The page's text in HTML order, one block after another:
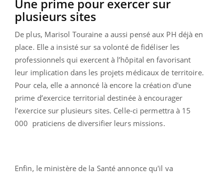
Une prime pour exercer sur
plusieurs sites
De plus, Marisol Touraine a aussi pensé aux PH déjà en
place. Elle a insisté sur sa volonté de fidéliser les
professionnels qui exercent à l’hôpital en favorisant
leur implication dans les projets médicaux de territoire.
Pour cela, elle a annoncé là encore la création d'une
prime d’exercice territorial destinée à encourager
l’exercice sur plusieurs sites. Celle-ci permettra à 15
000 praticiens de diversifier leurs missions.
Enfin, le ministère de la Santé annonce qu'il va